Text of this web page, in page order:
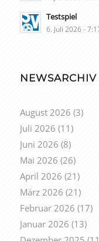
Testspiel
6. Juli 2026 -
NEWSARCHIV
August 2026 (3)
Juli 2026 (11)
Juni 2026 (8)
Mai 2026 (26)
April 2026 (21)
März 2026 (21)
Februar 2026 (17)
Januar 2026 (13)